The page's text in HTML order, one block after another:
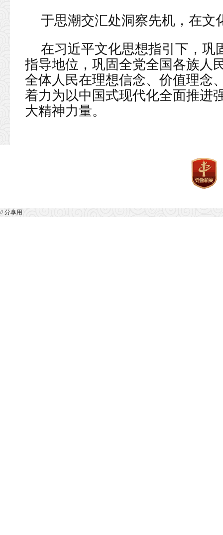
于思潮交汇处洞察先机，在文
在习近平文化思想指引下，巩
指导地位，巩固全党全国各族人
全体人民在理想信念、价值理念
着力为以中国式现代化全面推进
大精神力量。
// 分享用